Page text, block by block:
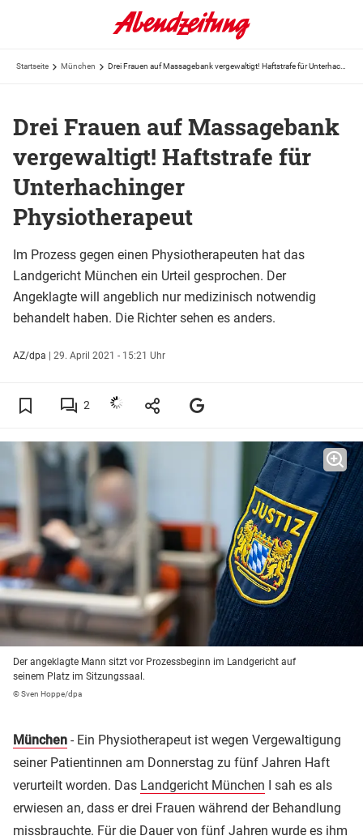
Startseite München
Drei Frauen auf Massagebank
vergewaltigt! Haftstrafe für
Unterhachinger
Physiotherapeut
Im Prozess gegen einen Physiotherapeuten hat das
Landgericht München ein Urteil gesprochen. Der
Angeklagte will angeblich nur medizinisch notwendig
behandelt haben. Die Richter sehen es anders.
AZ/dpa | 29. April 2021 - 15:21 Uhr
2
Der angeklagte Mann sitzt vor Prozessbeginn im Landgericht auf
seinem Platz im Sitzungssaal.
© Sven Hoppe/dpa
München - Ein Physiotherapeut ist wegen Vergewaltigung
seiner Patientinnen am Donnerstag zu fünf Jahren Haft
verurteilt worden. Das Landgericht München I sah es als
erwiesen an, dass er drei Frauen während der Behandlung
missbrauchte. Für die Dauer von fünf Jahren wurde es ihm